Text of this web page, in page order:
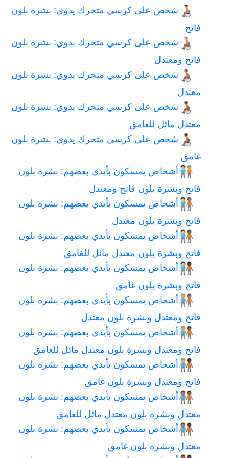
🧑🏻‍🦽 شخص على كرسي متحرك يدوي: بشرة بلون
فاتح
🧑🏼‍🦽 شخص على كرسي متحرك يدوي: بشرة بلون
فاتح ومعتدل
🧑🏽‍🦽 شخص على كرسي متحرك يدوي: بشرة بلون
معتدل
🧑🏾‍🦽 شخص على كرسي متحرك يدوي: بشرة بلون
معتدل مائل للغامق
🧑🏿‍🦽 شخص على كرسي متحرك يدوي: بشرة بلون
غامق
🧑🏻‍🤝‍🧑🏼أشخاص يمسكون بأيدي بعضهم: بشرة بلون
فاتح وبشرة بلون فاتح ومعتدل
🧑🏻‍🤝‍🧑🏽أشخاص يمسكون بأيدي بعضهم: بشرة بلون
فاتح وبشرة بلون معتدل
🧑🏻‍🤝‍🧑🏾أشخاص يمسكون بأيدي بعضهم: بشرة بلون
فاتح وبشرة بلون معتدل مائل للغامق
🧑🏻‍🤝‍🧑🏿أشخاص يمسكون بأيدي بعضهم: بشرة بلون
فاتح وبشرة بلون غامق
🧑🏼‍🤝‍🧑🏽أشخاص يمسكون بأيدي بعضهم: بشرة بلون
فاتح ومعتدل وبشرة بلون معتدل
🧑🏼‍🤝‍🧑🏾أشخاص يمسكون بأيدي بعضهم: بشرة بلون
فاتح ومعتدل وبشرة بلون معتدل مائل للغامق
🧑🏼‍🤝‍🧑🏿أشخاص يمسكون بأيدي بعضهم: بشرة بلون
فاتح ومعتدل وبشرة بلون غامق
🧑🏽‍🤝‍🧑🏾أشخاص يمسكون بأيدي بعضهم: بشرة بلون
معتدل وبشرة بلون معتدل مائل للغامق
🧑🏽‍🤝‍🧑🏿أشخاص يمسكون بأيدي بعضهم: بشرة بلون
معتدل وبشرة بلون غامق